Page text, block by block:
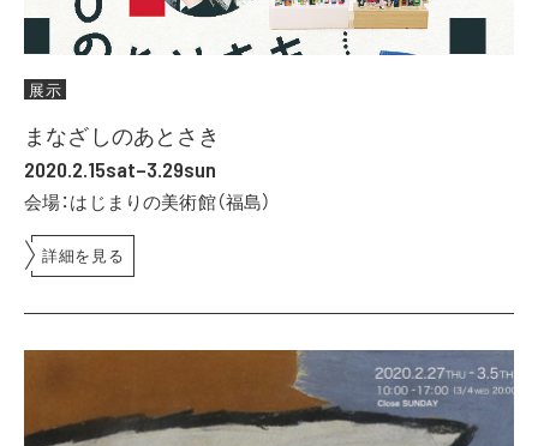
展示
まなざしのあとさき
2020.2.15sat–3.29sun
会場：はじまりの美術館（福島）
詳細を見る